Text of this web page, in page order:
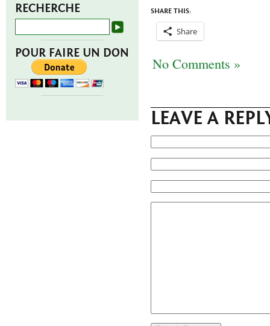
RECHERCHE
POUR FAIRE UN DON
SHARE THIS:
Share
No Comments »
LEAVE A